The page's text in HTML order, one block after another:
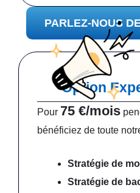
PARLEZ-NOUS
Option
Pour 75 €/mois
bénéficiez de toute
Stratégie de
Stratégie de